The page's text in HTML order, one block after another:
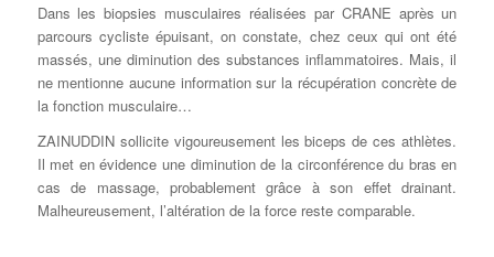
Dans les biopsies musculaires réalisées par CRANE après un
parcours cycliste épuisant, on constate, chez ceux qui ont été
massés, une diminution des substances inflammatoires. Mais, il
ne mentionne aucune information sur la récupération concrète de
la fonction musculaire…
ZAINUDDIN sollicite vigoureusement les biceps de ces athlètes.
Il met en évidence une diminution de la circonférence du bras en
cas de massage, probablement grâce à son effet drainant.
Malheureusement, l’altération de la force reste comparable.